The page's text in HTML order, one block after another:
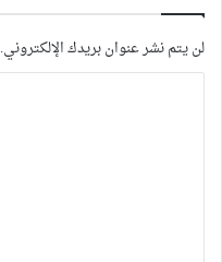
لن يتم نشر عنوان بريدك الإلكتروني.